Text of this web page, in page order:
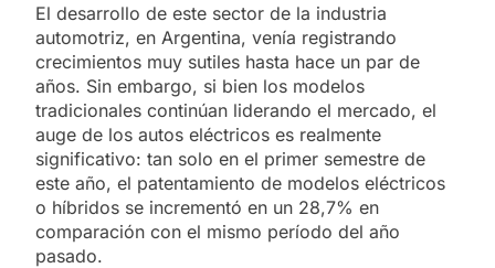
El desarrollo de este sector de la industria
automotriz, en Argentina, venía registrando
crecimientos muy sutiles hasta hace un par de
años. Sin embargo, si bien los modelos
tradicionales continúan liderando el mercado, el
auge de los autos eléctricos es realmente
significativo: tan solo en el primer semestre de
este año, el patentamiento de modelos eléctricos
o híbridos se incrementó en un 28,7% en
comparación con el mismo período del año
pasado.